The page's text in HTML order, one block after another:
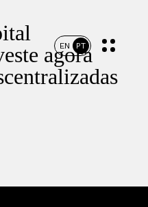
EN PT
agora